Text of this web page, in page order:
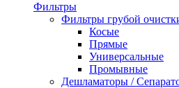
Фильтры
Фильтры грубой
Косые
Прямые
Универсальные
Промывные
Дешламаторы /